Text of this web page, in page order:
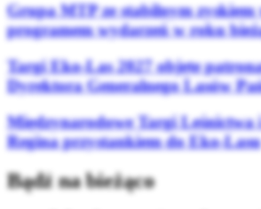
Grupa MTP ze stabilnym zyskiem
programem wydarzeń w roku
Targi Eko-Las 2027 objęte
Dyrektora Generalnego Lasów
Międzynarodowe Targi Leśnictwa
Regina przystankiem do Eko-Lasu
Bądź na bieżąco